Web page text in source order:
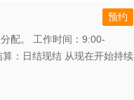
配。 工作时间：9:00-
：日结现结 从现在开始持续
预约